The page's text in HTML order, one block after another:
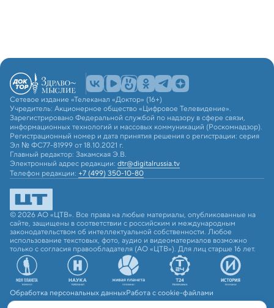
Сетевое издание «Телеканал «Доктор» (16+)
Учредитель: Акционерное общество «Цифровое Телевидение».
Зарегистрировано Федеральной службой по надзору в сфере связи,
информационных технологий и массовых коммуникаций (Роскомнадзор).
Регистрационный номер и дата принятия решения о регистрации: серия
Эл № ФС77-81999 от 18.10.2021 г.
Главный редактор: Закамская Э.В.
Электронный адрес редакции: dtr@digitalrussia.tv
Телефон редакции: +7 (499) 350-10-80
© 2026 АО «ЦТВ». Все права на любые материалы, опубликованные на
сайте, защищены в соответствии с российским и международным
законодательством об интеллектуальной собственности. Любое
использование текстовых, фото, аудио и видеоматериалов возможно
только с согласия правообладателя (АО «ЦТВ»). Для лиц старше 16 лет.
Обработка персональных данныхРабота с cookie-файлами